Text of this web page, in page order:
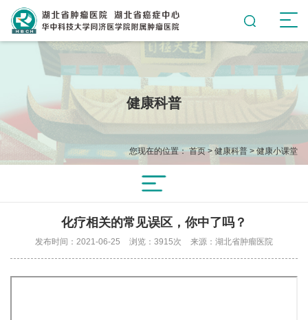
健康科普
您现在的位置： 首页> 健康科普 >健康小课堂
化疗相关的常见误区，你中了吗？
发布时间：2021-06-25 浏览：3915次 来源：湖北省肿瘤医院